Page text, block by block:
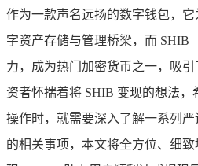
作为一款声名远扬的数字钱包，
字资产存储与管理桥梁，而 SHIB
力，成为热门加密货币之一，吸
资者怀揣着将 SHIB 变现的想法，
操作时，就需要深入了解一系列
的相关事项，本文将全方位、细致